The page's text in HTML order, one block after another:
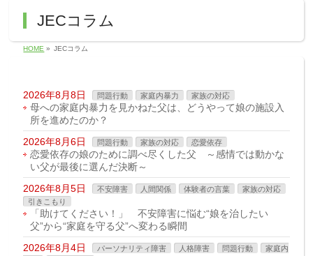
JECコラム
HOME » JECコラム
2026年8月8日 問題行動 家庭内暴力 家族の対応
母への家庭内暴力を見かねた父は、どうやって娘の施設入
所を進めたのか？
2026年8月6日
問題行動 家族の対応 恋愛依存
恋愛依存の娘のために調べ尽くした父 ～感情では動かな
い父が最後に選んだ決断～
2026年8月5日
不安障害 人間関係 体験者の言葉
家族の対応
引きこもり
「助けてください！」 不安障害に悩む“娘を治したい
父”から“家庭を守る父”へ変わる瞬間
2026年8月4日
パーソナリティ障害 人格障害 問題行動
家庭内